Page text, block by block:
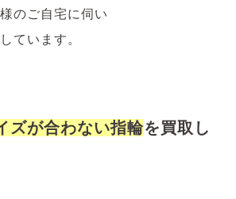
のご自宅に伺い
ています。
ズが合わない指輪を買取し